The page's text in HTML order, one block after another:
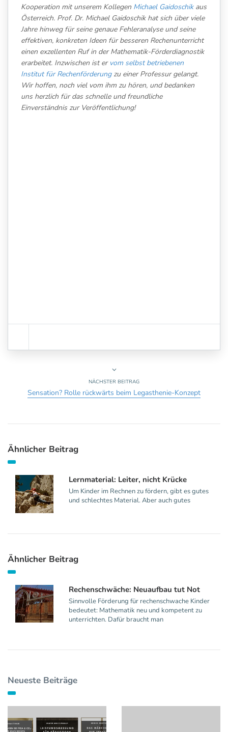
Kooperation mit unserem Kollegen Michael Gaidoschikaus
Österreich. Prof. Dr. Michael Gaidoschik hat sich über viele
Jahre hinweg für seine genaue Fehleranalyse und seine
effektiven, konkreten Ideen für besseren Rechenunterricht
einen exzellenten Ruf in der Mathematik-Förderdiagnostik
erarbeitet. Inzwischen ist er vom selbst betriebenen
Institut für Rechenförderungzu einer Professur gelangt.
Wir hoffen, noch viel vom ihm zu hören, und bedanken
uns herzlich für das schnelle und freundliche
Einverständnis zur Veröffentlichung!
NÄCHSTER BEITRAG
Sensation? Rolle rückwärts beim Legasthenie-Konzept
Ähnlicher Beitrag
Lernmaterial: Leiter, nicht Krücke
Um Kinder im Rechnen zu fördern, gibt es gutes
und schlechtes Material. Aber auch gutes
Ähnlicher Beitrag
Rechenschwäche: Neuaufbau tut Not
Sinnvolle Förderung für rechenschwache Kinder
bedeutet: Mathematik neu und kompetent zu
unterrichten. Dafür braucht man
Neueste Beiträge